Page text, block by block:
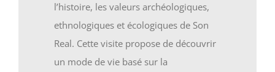
l’histoire, les valeurs archéologiques,
ethnologiques et écologiques de Son
Real. Cette visite propose de découvrir
un mode de vie basé sur la